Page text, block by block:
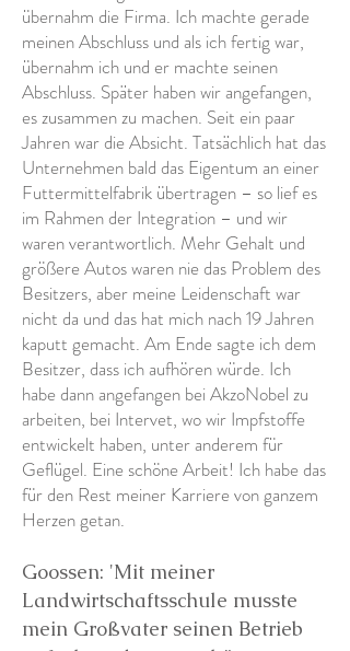
übernahm die Firma. Ich machte gerade
meinen Abschluss und als ich fertig war,
übernahm ich und er machte seinen
Abschluss. Später haben wir angefangen,
es zusammen zu machen. Seit ein paar
Jahren war die Absicht. Tatsächlich hat das
Unternehmen bald das Eigentum an einer
Futtermittelfabrik übertragen – so lief es
im Rahmen der Integration – und wir
waren verantwortlich. Mehr Gehalt und
größere Autos waren nie das Problem des
Besitzers, aber meine Leidenschaft war
nicht da und das hat mich nach 19 Jahren
kaputt gemacht. Am Ende sagte ich dem
Besitzer, dass ich aufhören würde. Ich
habe dann angefangen bei AkzoNobel zu
arbeiten, bei Intervet, wo wir Impfstoffe
entwickelt haben, unter anderem für
Geflügel. Eine schöne Arbeit! Ich habe das
für den Rest meiner Karriere von ganzem
Herzen getan.
Goossen: 'Mit meiner
Landwirtschaftsschule musste
mein Großvater seinen Betrieb